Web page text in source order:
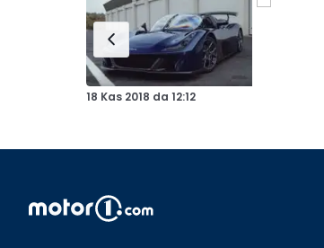
18 Kas 2018 da 12:12